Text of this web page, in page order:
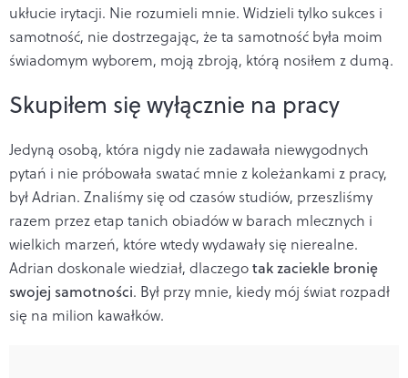
ukłucie irytacji. Nie rozumieli mnie. Widzieli tylko sukces i
samotność, nie dostrzegając, że ta samotność była moim
świadomym wyborem, moją zbroją, którą nosiłem z dumą.
Skupiłem się wyłącznie na pracy
Jedyną osobą, która nigdy nie zadawała niewygodnych
pytań i nie próbowała swatać mnie z koleżankami z pracy,
był Adrian. Znaliśmy się od czasów studiów, przeszliśmy
razem przez etap tanich obiadów w barach mlecznych i
wielkich marzeń, które wtedy wydawały się nierealne.
Adrian doskonale wiedział, dlaczegotak zaciekle bronię
swojej samotności. Był przy mnie, kiedy mój świat rozpadł
się na milion kawałków.